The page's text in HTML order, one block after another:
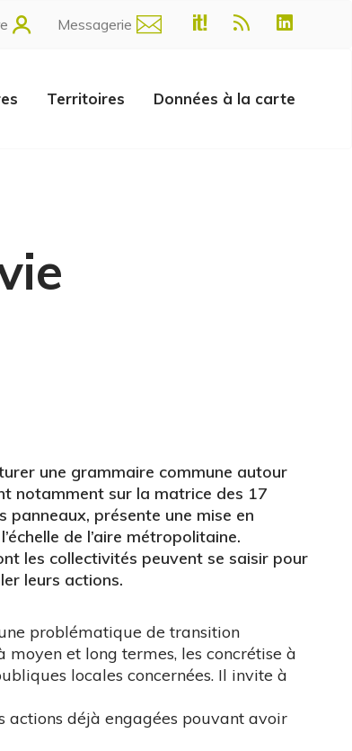
Messagerie
Territoires Données à la carte
une grammaire commune autour
notamment sur la matrice des 17
panneaux, présente une mise en
de l’aire métropolitaine.
les collectivités peuvent se saisir pour
leurs actions.
problématique de transition
et long termes, les concrétise à
locales concernées. Il invite à
actions déjà engagées pouvant avoir